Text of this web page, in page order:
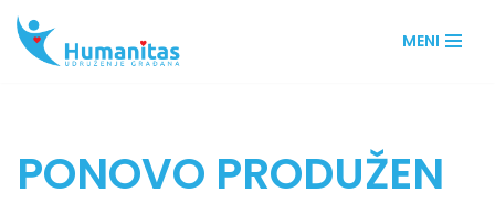
Skip
MENI
PONOVO PRODUŽEN